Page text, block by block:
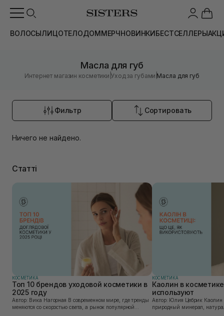
ВОЛОСЫЛИЦОТЕЛОДОММЕРЧНОВИНКИБЕСТСЕЛЛЕРЫ
Масла для губ
Интернет магазин косметики |Уход за губами |Масла для губ
Фильтр Сортировать
Ничего не найдено.
Статті
КОСМЕТИКА
Топ 10 брендов уходовой косметики в
2025 году
Автор: Вика Нагорная В современном мире, где тренды
меняются со скоростью света, а рынок популярной
КОСМЕТИКА
Каолин в
используют
Автор: Юлия Цебрик Каолин в косметологии – это
природный минерал,